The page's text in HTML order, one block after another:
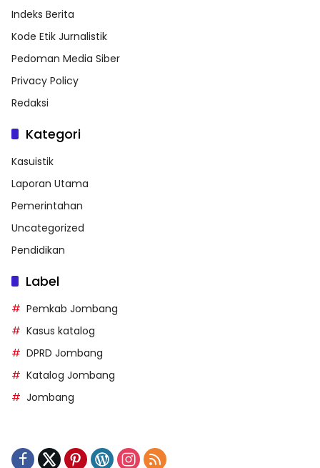
Indeks Berita
Kode Etik Jurnalistik
Pedoman Media Siber
Privacy Policy
Redaksi
Kategori
Kasuistik
Laporan Utama
Pemerintahan
Uncategorized
Pendidikan
Label
Pemkab Jombang
Kasus katalog
DPRD Jombang
Katalog Jombang
Jombang